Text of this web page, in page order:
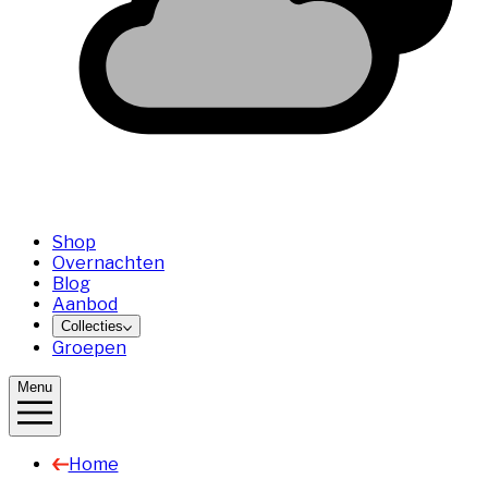
Shop
Overnachten
Blog
Aanbod
Collecties
Groepen
Menu
Home